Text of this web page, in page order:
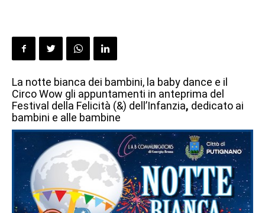
La notte bianca dei bambini, la baby dance e il
Circo Wow gli appuntamenti in anteprima del
Festival della Felicità (&) dell’Infanzia, dedicato ai
bambini e alle bambine